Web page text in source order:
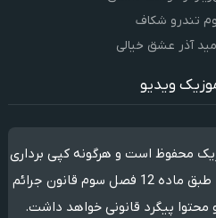
تندرو شکاف
آذر عشق خیالی
ویدیو
محفوظ است و هرگونه کپی برداری
بدون ذکر منبع ممنوع می باشد. طبق ماده 12 فصل سوم قانون جرائم
محتوا پیگرد قانونی خواهد داشت.